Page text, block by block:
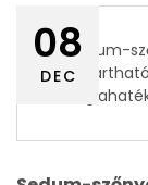
08
DEC